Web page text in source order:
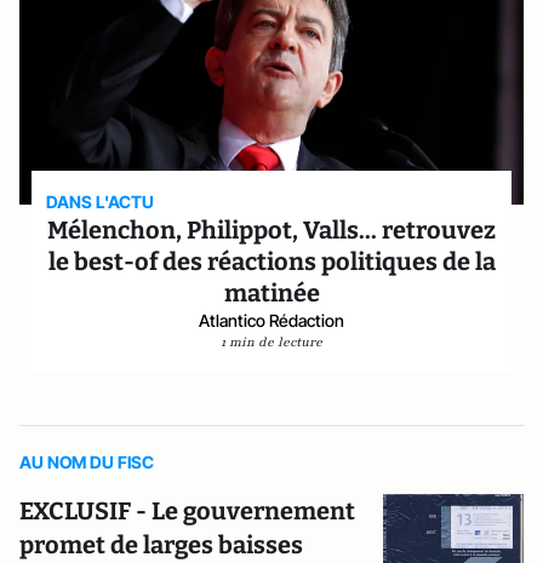
DANS L'ACTU
Mélenchon, Philippot, Valls... retrouvez
le best-of des réactions politiques de la
matinée
Atlantico Rédaction
1 min de lecture
AU NOM DU FISC
EXCLUSIF - Le gouvernement
promet de larges baisses